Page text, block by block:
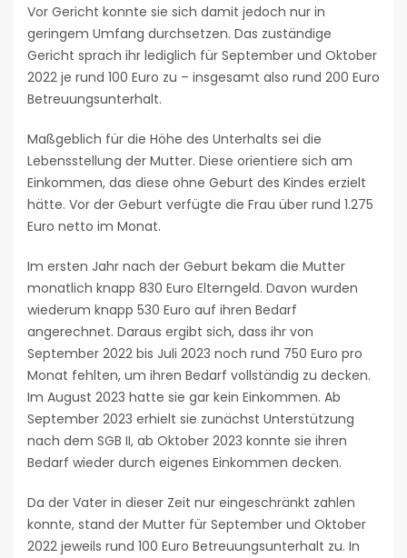
Vor Gericht konnte sie sich damit jedoch nur in
geringem Umfang durchsetzen. Das zuständige
Gericht sprach ihr lediglich für September und Oktober
2022 je rund 100 Euro zu – insgesamt also rund 200 Euro
Betreuungsunterhalt.
Maßgeblich für die Höhe des Unterhalts sei die
Lebensstellung der Mutter. Diese orientiere sich am
Einkommen, das diese ohne Geburt des Kindes erzielt
hätte. Vor der Geburt verfügte die Frau über rund 1.275
Euro netto im Monat.
Im ersten Jahr nach der Geburt bekam die Mutter
monatlich knapp 830 Euro Elterngeld. Davon wurden
wiederum knapp 530 Euro auf ihren Bedarf
angerechnet. Daraus ergibt sich, dass ihr von
September 2022 bis Juli 2023 noch rund 750 Euro pro
Monat fehlten, um ihren Bedarf vollständig zu decken.
Im August 2023 hatte sie gar kein Einkommen. Ab
September 2023 erhielt sie zunächst Unterstützung
nach dem SGB II, ab Oktober 2023 konnte sie ihren
Bedarf wieder durch eigenes Einkommen decken.
Da der Vater in dieser Zeit nur eingeschränkt zahlen
konnte, stand der Mutter für September und Oktober
2022 jeweils rund 100 Euro Betreuungsunterhalt zu. In